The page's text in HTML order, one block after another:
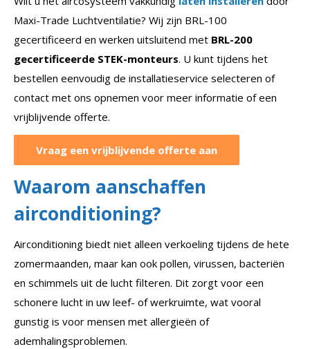
Maxi-Trade Luchtventilatie? Wij zijn BRL-100
gecertificeerd en werken uitsluitend met BRL-200
gecertificeerde STEK-monteurs. U kunt tijdens het
bestellen eenvoudig de installatieservice selecteren of
contact met ons opnemen voor meer informatie of een
vrijblijvende offerte.
Vraag een vrijblijvende offerte aan
Waarom aanschaffen
airconditioning?
Airconditioning biedt niet alleen verkoeling tijdens de hete
zomermaanden, maar kan ook pollen, virussen, bacteriën
en schimmels uit de lucht filteren. Dit zorgt voor een
schonere lucht in uw leef- of werkruimte, wat vooral
gunstig is voor mensen met allergieën of
ademhalingsproblemen.